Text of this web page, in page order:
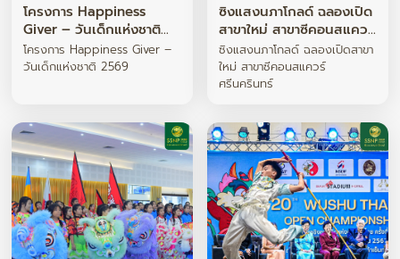
โครงการ Happiness
Giver – วันเด็กแห่งชาติ
2569
โครงการ Happiness Giver –
วันเด็กแห่งชาติ 2569
ซิงแสงนภาโกลด์ ฉลองเปิด
สาขาใหม่ สาขาซีคอนสแควร์
ศรีนครินทร์
ซิงแสงนภาโกลด์ ฉลองเปิดสาขา
ใหม่ สาขาซีคอนสแควร์
ศรีนครินทร์